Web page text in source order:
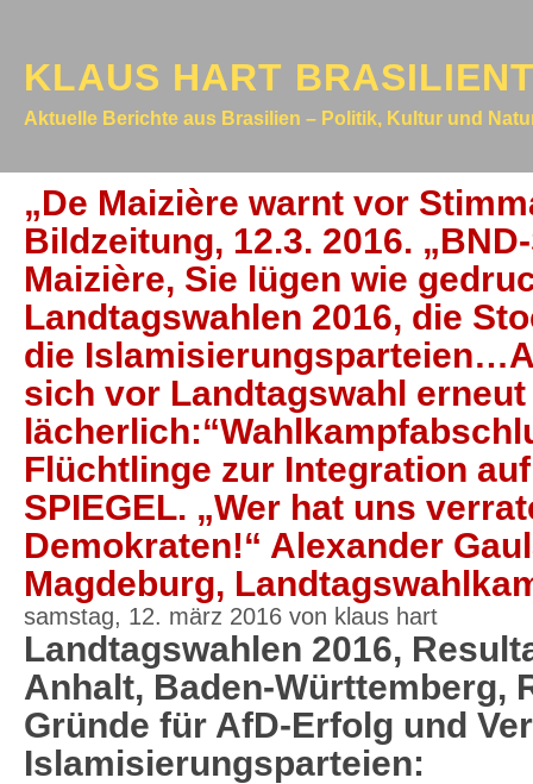
KLAUS HART
Aktuelle Berichte aus Brasilien – Politik, Kultur und
„De Maizière warnt vor
Bildzeitung, 12.3. 2016.
Maizière, Sie lügen wie
Landtagswahlen 2016, die
die
sich vor Landtagswahl
Flüchtlinge zur Integration
SPIEGEL. „Wer hat uns
Demokraten!“ Alexander
Magdeburg,
samstag, 12. märz 2016 von klaus hart
Landtagswahlen 2016,
Anhalt, Baden-Württemberg,
Gründe für AfD-Erfolg und
Islamisierungsparteien: